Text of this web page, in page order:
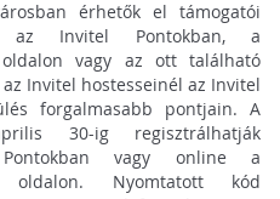
érhetők el támogatói
az Invitel Pontokban, a
vagy az ott található
Invitel hostesseinél az Invitel
forgalmasabb pontjain. A
30-ig regisztrálhatják
vagy online a
Nyomtatott kód